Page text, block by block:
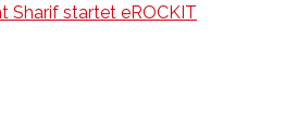
Sharif startet eROCKIT